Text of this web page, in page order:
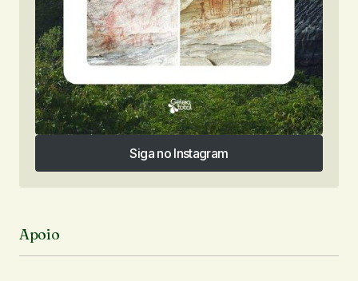
Siga no Instagram
Siga no Instagram
Apoio